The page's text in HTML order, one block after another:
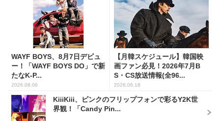
WAYF BOYS、8月7日デビュ
ー！「WAYF BOYS DO」で新
たなK-P...
2026.08.06
【月韓スケジュール】韓国映
画ファン必見！2026年7月B
S・CS放送情報(全96...
2026.06.18
KiiiKiii、ピンクのフリップフォンで彩るY2K世
界観！「Candy Pin...